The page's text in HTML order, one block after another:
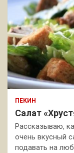
ПЕКИН
Салат
Рассказываю,
очень вкусный
подавать на